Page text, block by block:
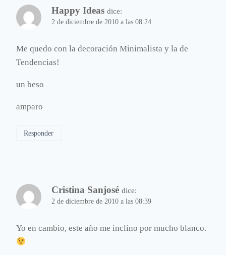
Happy Ideas dice:
2 de diciembre de 2010 a las 08:24
Me quedo con la decoración Minimalista y la de
Tendencias!
un beso
amparo
Responder
Cristina Sanjosé dice:
2 de diciembre de 2010 a las 08:39
Yo en cambio, este año me inclino por mucho blanco.